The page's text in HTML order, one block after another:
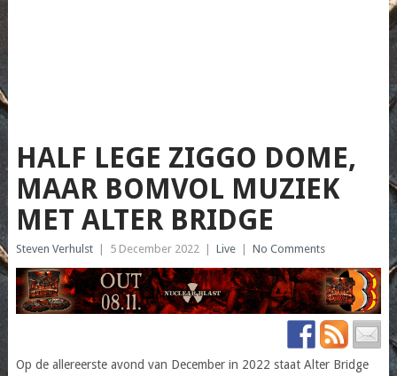
HALF LEGE ZIGGO DOME,
MAAR BOMVOL MUZIEK
MET ALTER BRIDGE
Steven Verhulst 5 December 2022 Live No Comments
Op de allereerste avond van December in 2022 staat Alter Bridge